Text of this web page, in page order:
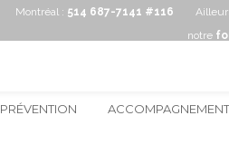
Montréal : 514 687-7141 #116
notre
PRÉVENTION ACCOMPAGNEMENT